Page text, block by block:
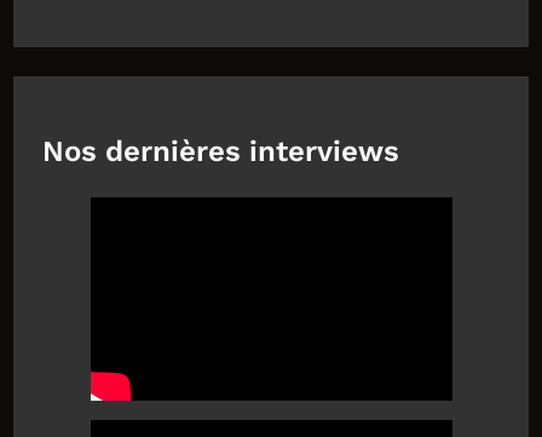
Nos dernières interviews